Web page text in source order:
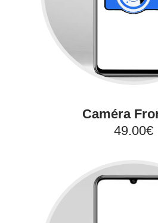
Caméra
49.00€